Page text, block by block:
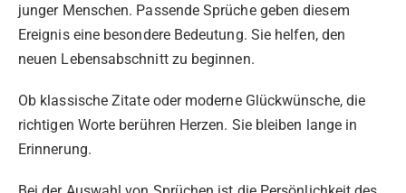
junger Menschen. Passende Sprüche geben diesem
Ereignis eine besondere Bedeutung. Sie helfen, den
neuen Lebensabschnitt zu beginnen.
Ob klassische Zitate oder moderne Glückwünsche, die
richtigen Worte berühren Herzen. Sie bleiben lange in
Erinnerung.